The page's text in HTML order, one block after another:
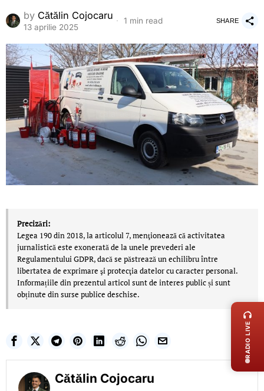
by Cătălin Cojocaru
13 aprilie 2025
1 min read SHARE
Precizări:
Legea 190 din 2018, la articolul 7, menţionează că activitatea
jurnalistică este exonerată de la unele prevederi ale
Regulamentului GDPR, dacă se păstrează un echilibru între
libertatea de exprimare şi protecţia datelor cu caracter personal.
Informațiile din prezentul articol sunt de interes public și sunt
obținute din surse publice deschise.
Cătălin Cojocaru
RADIO LIVE